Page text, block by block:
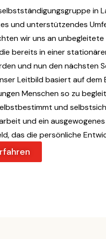
in
und unterstützendes
wir uns an unbegleitete
bereits in einer
und nun den nächsten
Leitbild basiert auf
Menschen so zu
und
und ein
das die persönliche